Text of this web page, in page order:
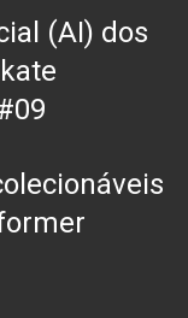
(AI) dos